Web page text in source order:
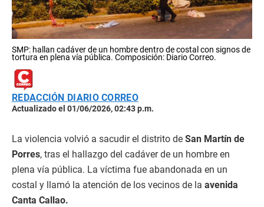
SMP: hallan cadáver de un hombre dentro de costal con signos de
tortura en plena vía pública. Composición: Diario Correo.
REDACCIÓN DIARIO CORREO
Actualizado el 01/06/2026, 02:43 p.m.
La violencia volvió a sacudir el distrito de San Martín de
Porres, tras el hallazgo del cadáver de un hombre en
plena vía pública. La víctima fue abandonada en un
costal y llamó la atención de los vecinos de la avenida
Canta Callao.